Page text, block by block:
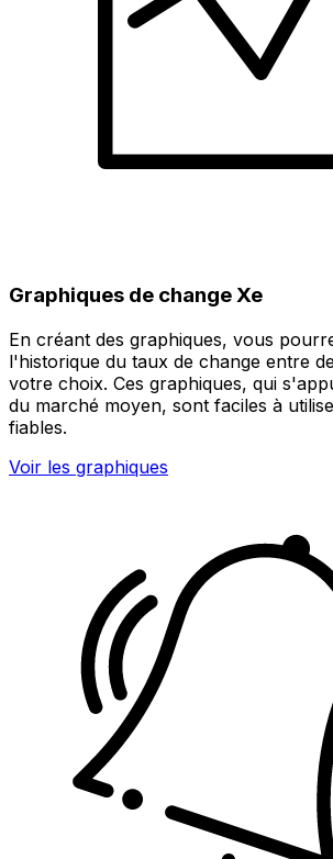
Graphiques de change Xe
En créant des graphiques, vous
l'historique du taux de change entre
votre choix. Ces graphiques, qui
du marché moyen, sont faciles à
fiables.
Voir les graphiques